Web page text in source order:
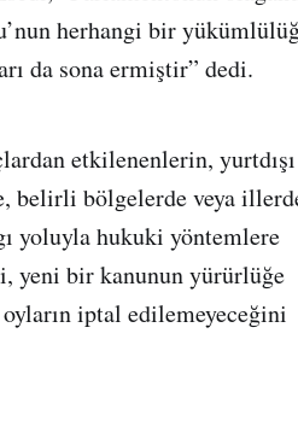
herhangi bir
da sona ermiştir” dedi.
etkilenenlerin, yurtdışı
belirli bölgelerde veya
yoluyla hukuki yöntemlere
yeni bir kanunun yürürlüğe
iptal edilemeyeceğini